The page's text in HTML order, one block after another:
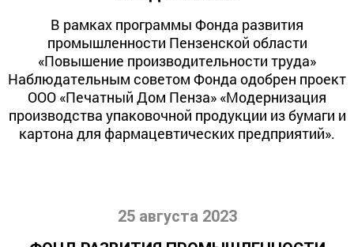
В рамках программы Фонда развития
промышленности Пензенской области
«Повышение производительности труда»
Наблюдательным советом Фонда одобрен проект
ООО «Печатный Дом Пенза» «Модернизация
производства упаковочной продукции из бумаги и
картона для фармацевтических предприятий».
25 августа 2023